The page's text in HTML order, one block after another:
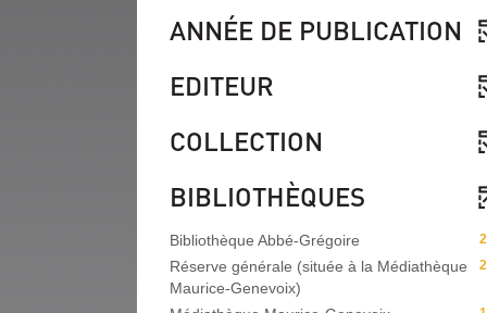
ANNÉE DE PUBLICATION
EDITEUR
COLLECTION
BIBLIOTHÈQUES
Bibliothèque Abbé-Grégoire
Réserve générale (située à la Médiathèque
Maurice-Genevoix)